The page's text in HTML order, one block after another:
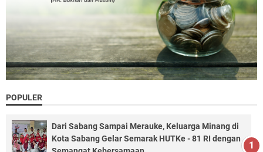
POPULER
Dari Sabang Sampai Merauke, Keluarga Minang di
Kota Sabang Gelar Semarak HUTKe - 81 RI dengan